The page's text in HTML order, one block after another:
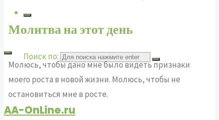
Поиск по:
AA-OnLine.ru
Молитва на этот день
Молюсь, чтобы дано мне было видеть признаки
моего роста в новой жизни. Молюсь, чтобы не
остановиться мне в росте.